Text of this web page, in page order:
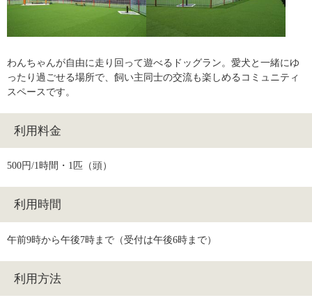
わんちゃんが自由に走り回って遊べるドッグラン。愛犬と一緒にゆ
ったり過ごせる場所で、飼い主同士の交流も楽しめるコミュニティ
スペースです。
利用料金
500円/1時間・1匹（頭）
利用時間
午前9時から午後7時まで（受付は午後6時まで）
利用方法